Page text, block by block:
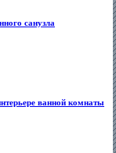
санузла
ванной комнаты